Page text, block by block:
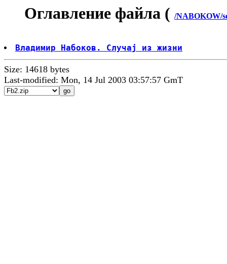
Оглавление файла ( /NABOKOW/
Владимир Набоков. Случаj из жизни
Size: 14618 bytes
Last-modified: Mon, 14 Jul 2003 03:57:57 GmT